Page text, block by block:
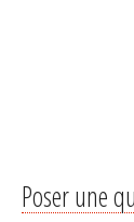
Poser une